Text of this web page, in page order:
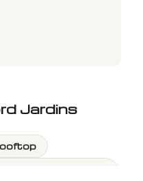
Jardins
diversas opções